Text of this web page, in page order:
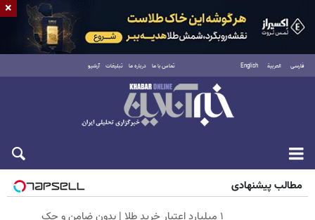
فارسی العربية English تماس با ما درباره ما تبلیغات آرشیو
پنجشنبه ۱۵ مرداد ۱۴۰۵
مطالب پیشنهادی
۱ میلیارد اعتبار خرید طلا | بدون ضامن و چک
×